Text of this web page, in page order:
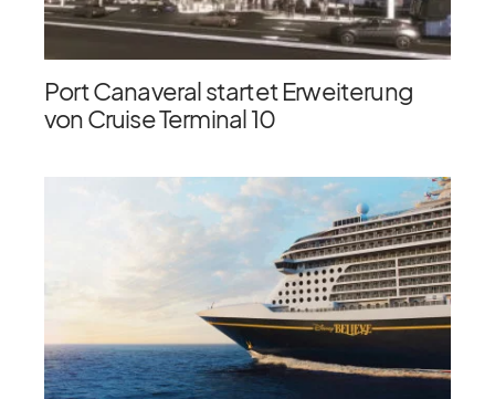
Port Canaveral startet Erweiterung
von Cruise Terminal 10